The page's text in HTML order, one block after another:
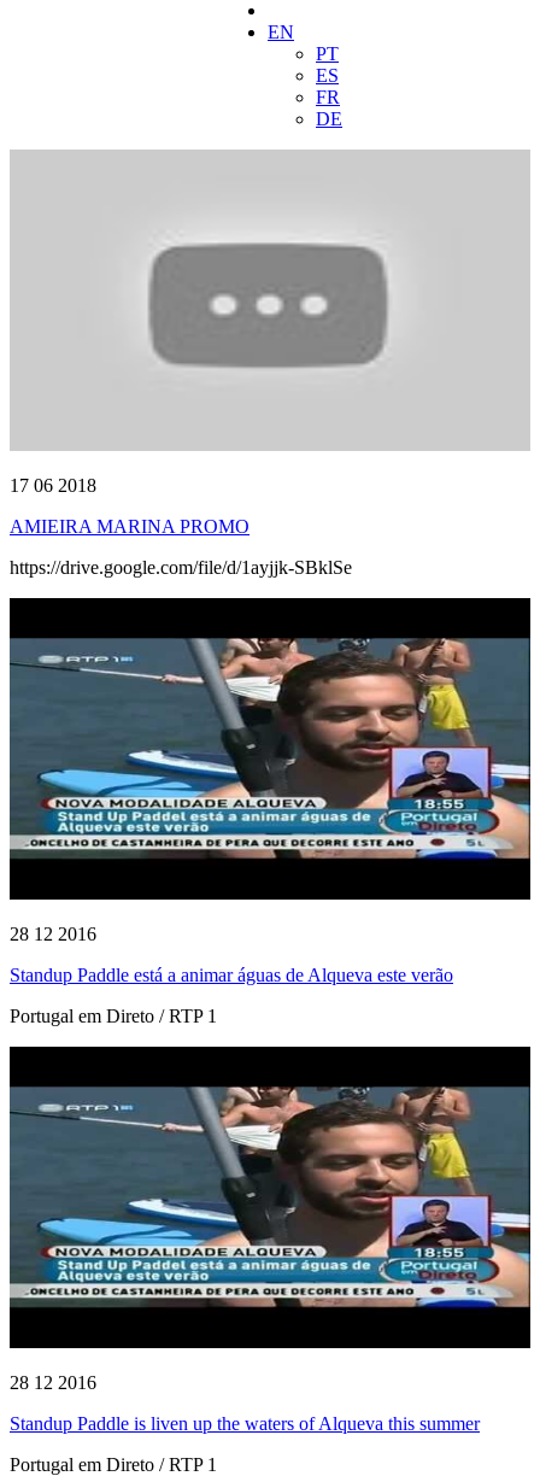
EN
PT
ES
FR
DE
17 06 2018
AMIEIRA MARINA PROMO
https://drive.google.com/file/d/1ayjjk-SBklSe
28 12 2016
Standup Paddle está a animar águas de Alqueva este verão
Portugal em Direto / RTP 1
28 12 2016
Standup Paddle is liven up the waters of Alqueva this summer
Portugal em Direto / RTP 1